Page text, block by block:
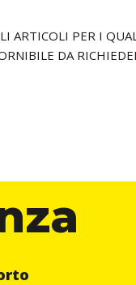
ARTICOLI PER I
DA